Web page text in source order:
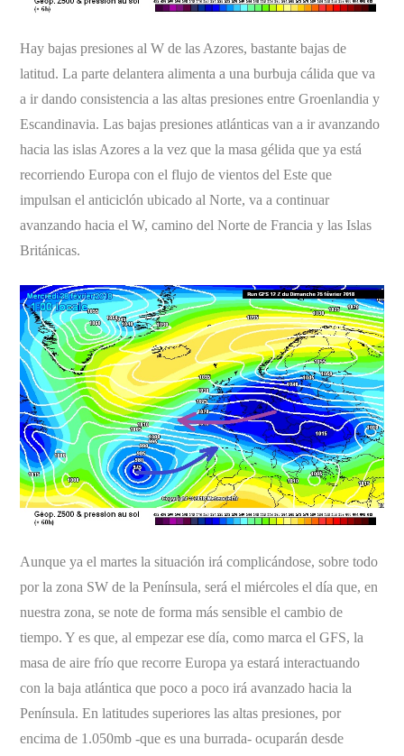
Hay bajas presiones al W de las Azores, bastante bajas de
latitud. La parte delantera alimenta a una burbuja cálida que va
a ir dando consistencia a las altas presiones entre Groenlandia y
Escandinavia. Las bajas presiones atlánticas van a ir avanzando
hacia las islas Azores a la vez que la masa gélida que ya está
recorriendo Europa con el flujo de vientos del Este que
impulsan el anticiclón ubicado al Norte, va a continuar
avanzando hacia el W, camino del Norte de Francia y las Islas
Británicas.
Aunque ya el martes la situación irá complicándose, sobre todo
por la zona SW de la Península, será el miércoles el día que, en
nuestra zona, se note de forma más sensible el cambio de
tiempo. Y es que, al empezar ese día, como marca el GFS, la
masa de aire frío que recorre Europa ya estará interactuando
con la baja atlántica que poco a poco irá avanzado hacia la
Península. En latitudes superiores las altas presiones, por
encima de 1.050mb -que es una burrada- ocuparán desde